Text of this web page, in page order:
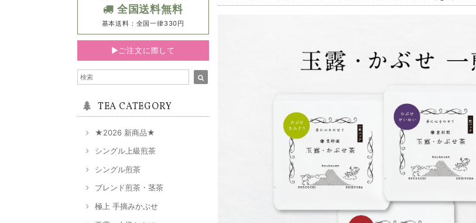
全国送料無料
基本送料：全国一律330円
▶ご注文に際して
TEA CATEGORY
★2026 新商品★
シングル上級煎茶
シングル煎茶
ブレンド煎茶・茎茶
極上 手摘みかぶせ